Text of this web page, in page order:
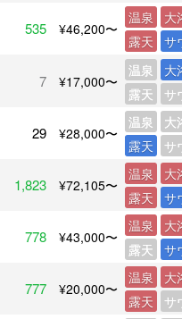
535 ¥46,200〜
温泉
大
露天
サ
7 ¥17,000〜
温泉
大
露天
サ
29 ¥28,000〜
温泉
大
露天
サ
1,823 ¥72,105〜
温泉
大
露天
サ
778 ¥43,000〜
温泉
大
露天
サ
777 ¥20,000〜
温泉
大
露天
サ